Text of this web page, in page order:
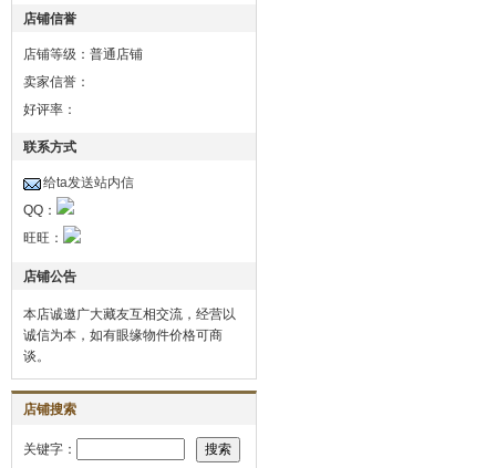
店铺信誉
店铺等级：普通店铺
卖家信誉：
好评率：
联系方式
给ta发送站内信
QQ：
旺旺：
店铺公告
本店诚邀广大藏友互相交流，经营以
诚信为本，如有眼缘物件价格可商
谈。
店铺搜索
关键字：